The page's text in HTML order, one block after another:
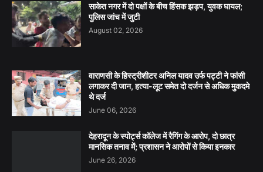
साकेत नगर में दो पक्षों के बीच हिंसक झड़प, युवक घायल;
पुलिस जांच में जुटी
August 02, 2026
वाराणसी के हिस्ट्रीशीटर अनिल यादव उर्फ पट्टी ने फांसी
लगाकर दी जान, हत्या-लूट समेत दो दर्जन से अधिक मुकदमे
थे दर्ज
June 06, 2026
देहरादून के स्पोर्ट्स कॉलेज में रैगिंग के आरोप, दो छात्र
मानसिक तनाव में; प्रशासन ने आरोपों से किया इनकार
June 26, 2026